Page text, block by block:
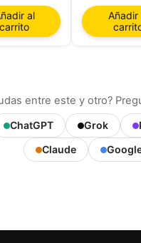
al
carrito
Añadir
entre este y otro?
ChatGPT Grok
Claude